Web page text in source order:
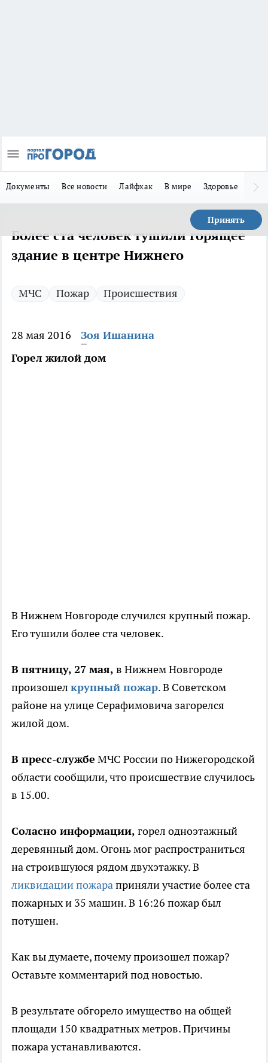
Документы Все новости Лайфхак В мире Здоровье
Принять
Более ста человек тушили горящее
здание в центре Нижнего
МЧС Пожар Происшествия
28 мая 2016
Зоя Ишанина
Горел жилой дом
В Нижнем Новгороде случился крупный пожар.
Его тушили более ста человек.
В пятницу, 27 мая, в Нижнем Новгороде
произошел крупный пожар. В Советском
районе на улице Серафимовича загорелся
жилой дом.
В пресс-службе МЧС России по Нижегородской
области сообщили, что происшествие случилось
в 15.00.
Соласно информации, горел одноэтажный
деревянный дом. Огонь мог распространиться
на строившуюся рядом двухэтажку. В
ликвидации пожараприняли участие более ста
пожарных и 35 машин. В 16:26 пожар был
потушен.
Как вы думаете, почему произошел пожар?
Оставьте комментарий под новостью.
В результате обгорело имущество на общей
площади 150 квадратных метров. Причины
пожара устанавливаются.